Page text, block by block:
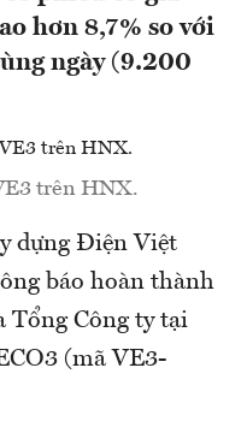
hơn 8,7% so với
ngày (9.200
trên HNX.
dựng Điện Việt
báo hoàn thành
Tổng Công ty tại
(mã VE3-